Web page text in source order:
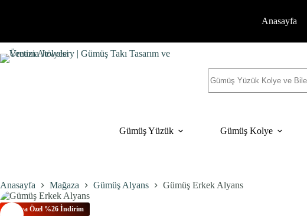
Anasayfa
yok
Gümüş Yüzük Gümüş Kolye
Anasayfa Mağaza Gümüş Alyans Gümüş Erkek Alyans
Bu Aya Özel %26 İndirim